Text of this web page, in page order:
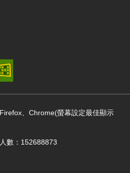
、Chrome(螢幕設定最佳顯示
數：152688873